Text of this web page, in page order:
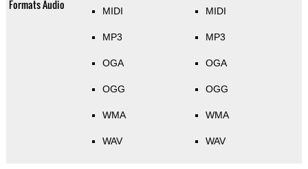
Formats Audio MIDI
MP3
OGA
OGG
WMA
WAV
MIDI
MP3
OGA
OGG
WMA
WAV